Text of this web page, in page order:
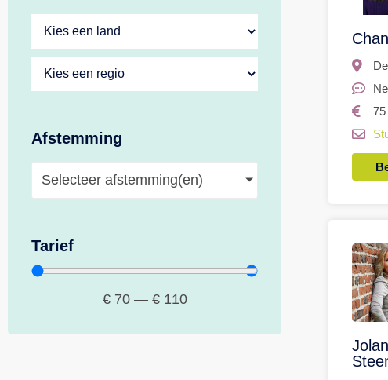
Afstemming
Selecteer afstemming(en)
Tarief
€ 70 — € 110
75